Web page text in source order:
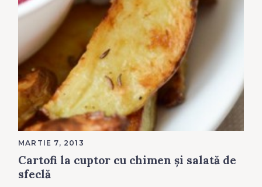
MARTIE 7, 2013
Cartofi la cuptor cu chimen și salată de
sfeclă